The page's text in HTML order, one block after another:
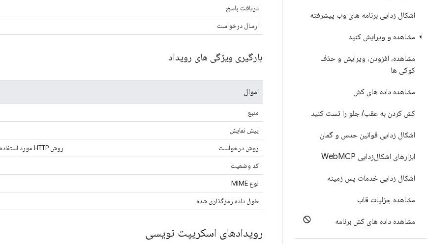
اشکال زدایی برنامه های وب پیشرفته
مشاهده و ویرایش کنید
مشاهده، افزودن، ویرایش و حذف
کوکی ها
مشاهده داده های کش
کش کردن به عقب/ جلو را تست کنید
اشکال زدایی قوانین حدس و گمان
ابزارهای اشکال‌زدایی Web MCP
اشکال زدایی خدمات پس زمینه
مشاهده جزئیات قاب
مشاهده داده های کش برنامه
دریافت پاسخ
ارسال درخواست
بارگیری ویژگی های رویداد
اموال
منبع
پیش نمایش
روش درخواست
روش HTTP مورد استفاده برای درخواست (به عنوان مثال GET یا POST).
کد وضعیت
نوع MIME
طول داده رمزگذاری شده
رویدادهای اسکریپت نویسی